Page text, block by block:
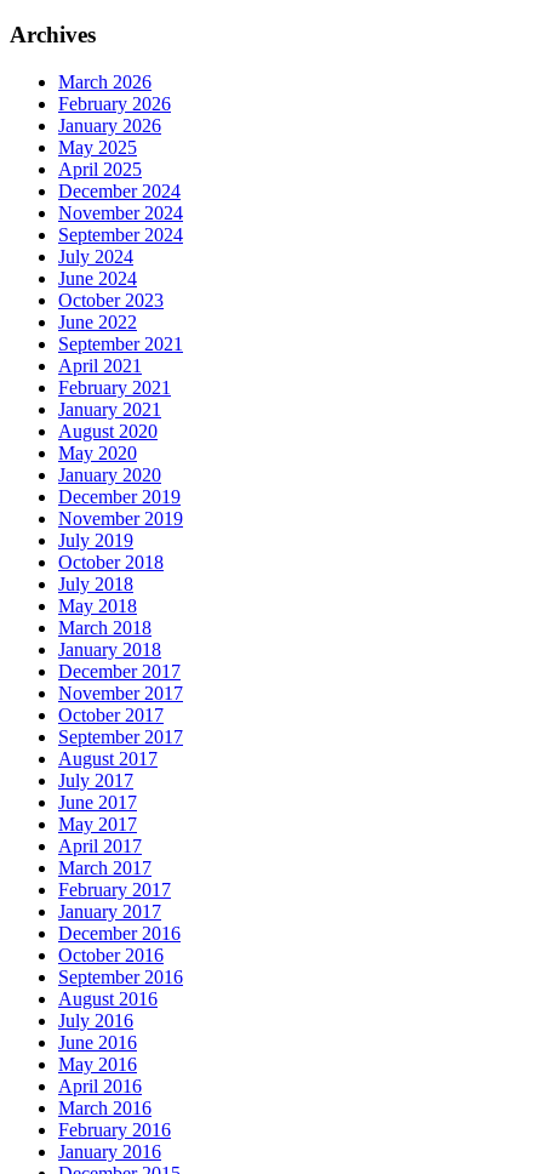
Archives
March 2026
February 2026
January 2026
May 2025
April 2025
December 2024
November 2024
September 2024
July 2024
June 2024
October 2023
June 2022
September 2021
April 2021
February 2021
January 2021
August 2020
May 2020
January 2020
December 2019
November 2019
July 2019
October 2018
July 2018
May 2018
March 2018
January 2018
December 2017
November 2017
October 2017
September 2017
August 2017
July 2017
June 2017
May 2017
April 2017
March 2017
February 2017
January 2017
December 2016
October 2016
September 2016
August 2016
July 2016
June 2016
May 2016
April 2016
March 2016
February 2016
January 2016